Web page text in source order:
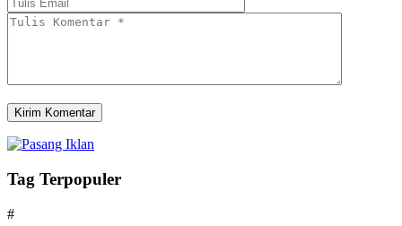
Tag Terpopuler
#